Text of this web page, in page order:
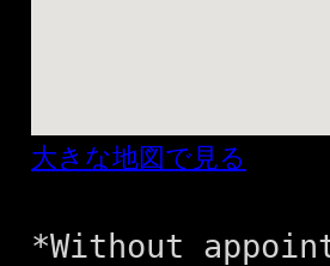
大きな地図で見る
*Without